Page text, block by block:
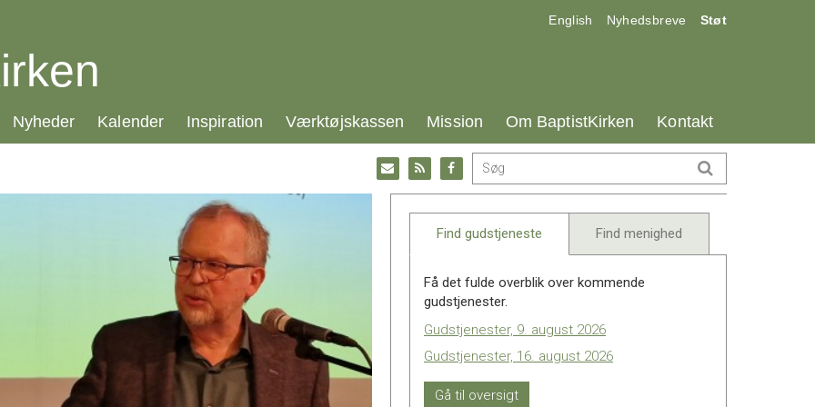
17.0:
English 18.0:
Nyhedsbreve 19.0:
Støt
21.0:
Nyheder 22.0:
Kalender 23.0:
Inspiration 24.0:
Værktøjskassen 25.0:
Mission 26.0:
Om BaptistKirken 27.0:
Kontakt
Gå
til:
Facebook
Gå
til:
RSS
feed
Gå
til:
Email
Find gudstjeneste Find menighed
Få det fulde overblik over kommende
gudstjenester.
Gudstjenester, 9. august 2026
Gudstjenester, 16. august 2026
Gå til oversigt